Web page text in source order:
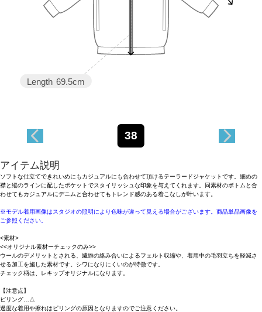
Length 69.5cm
38
アイテム説明
ソフトな仕立てできれいめにもカジュアルにも合わせて頂けるテーラードジャケットです。細めの
襟と縦のラインに配したポケットでスタイリッシュな印象を与えてくれます。同素材のボトムと合
わせてもカジュアルにデニムと合わせてもトレンド感のある着こなしが叶います。
※モデル着用画像はスタジオの照明により色味が違って見える場合がございます。商品単品画像を
ご参照ください。
<素材>
<<オリジナル素材ーチェックのみ>>
ウールのデメリットとされる、繊維の絡み合いによるフェルト収縮や、着用中の毛羽立ちを軽減さ
せる加工を施した素材です。シワになりにくいのが特徴です。
チェック柄は、レキップオリジナルになります。
【注意点】
ピリング…△
過度な着用や擦れはピリングの原因となりますのでご注意ください。